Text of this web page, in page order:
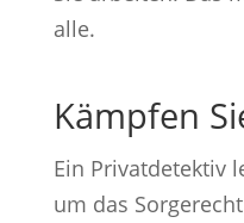
alle.
Kämpfen
Ein Privatdetektiv
um das